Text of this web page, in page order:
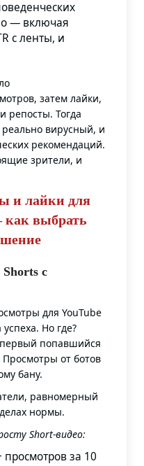
— включая
с ленты, и
затем лайки,
репосты. Тогда
реально вирусный, и
рекомендаций.
зрители, и
и лайки для
как выбрать
с
для YouTube
Но где?
попавшийся
от ботов
бану.
равномерный
нормы.
Short-видео:
просмотров за 10